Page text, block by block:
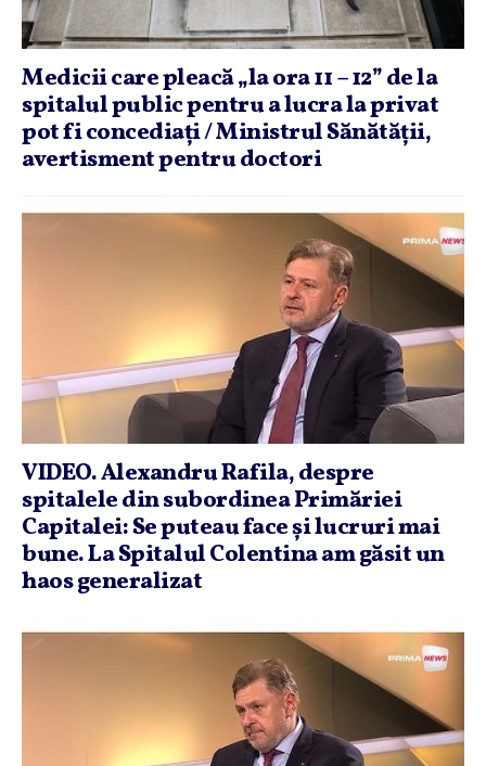
Medicii care pleacă „la ora 11 – 12” de la
spitalul public pentru a lucra la privat
pot fi concediaţi / Ministrul Sănătăţii,
avertisment pentru doctori
VIDEO. Alexandru Rafila, despre
spitalele din subordinea Primăriei
Capitalei: Se puteau face şi lucruri mai
bune. La Spitalul Colentina am găsit un
haos generalizat